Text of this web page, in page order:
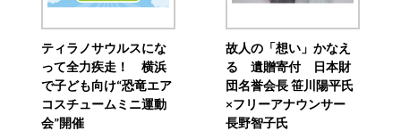
ティラノサウルスにな
って全力疾走！ 横浜
で子ども向け“恐竜エア
コスチュームミニ運動
会”開催
故人の「想い」かなえ
る 遺贈寄付 日本財
団名誉会長 笹川陽平氏
×フリーアナウンサー
長野智子氏